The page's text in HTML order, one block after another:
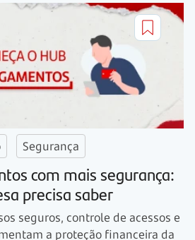
Segurança
com mais segurança:
precisa saber
seguros, controle de acessos e
a proteção financeira da